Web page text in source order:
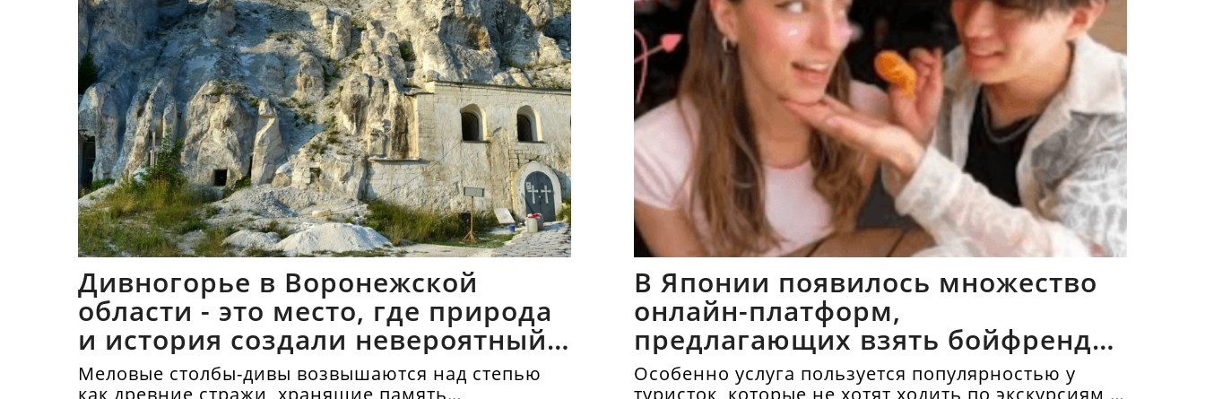
Дивногорье в Воронежской
области - это место, где природа
и история создали невероятный
синтез
Меловые столбы-дивы возвышаются над степью
как древние стражи, хранящие память
В Японии появилось множество
онлайн-платформ,
предлагающих взять бойфрендов
напрокат
Особенно услуга пользуется популярностью у
туристок, которые не хотят ходить по экскурсиям и